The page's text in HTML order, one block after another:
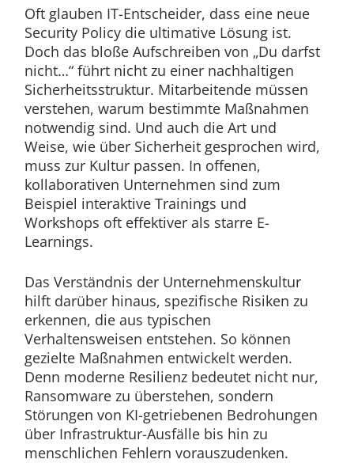
Oft glauben IT-Entscheider, dass eine neue
Security Policy die ultimative Lösung ist.
Doch das bloße Aufschreiben von „Du darfst
nicht…“ führt nicht zu einer nachhaltigen
Sicherheitsstruktur. Mitarbeitende müssen
verstehen, warum bestimmte Maßnahmen
notwendig sind. Und auch die Art und
Weise, wie über Sicherheit gesprochen wird,
muss zur Kultur passen. In offenen,
kollaborativen Unternehmen sind zum
Beispiel interaktive Trainings und
Workshops oft effektiver als starre E-
Learnings.
Das Verständnis der Unternehmenskultur
hilft darüber hinaus, spezifische Risiken zu
erkennen, die aus typischen
Verhaltensweisen entstehen. So können
gezielte Maßnahmen entwickelt werden.
Denn moderne Resilienz bedeutet nicht nur,
Ransomware zu überstehen, sondern
Störungen von KI-getriebenen Bedrohungen
über Infrastruktur-Ausfälle bis hin zu
menschlichen Fehlern vorauszudenken.